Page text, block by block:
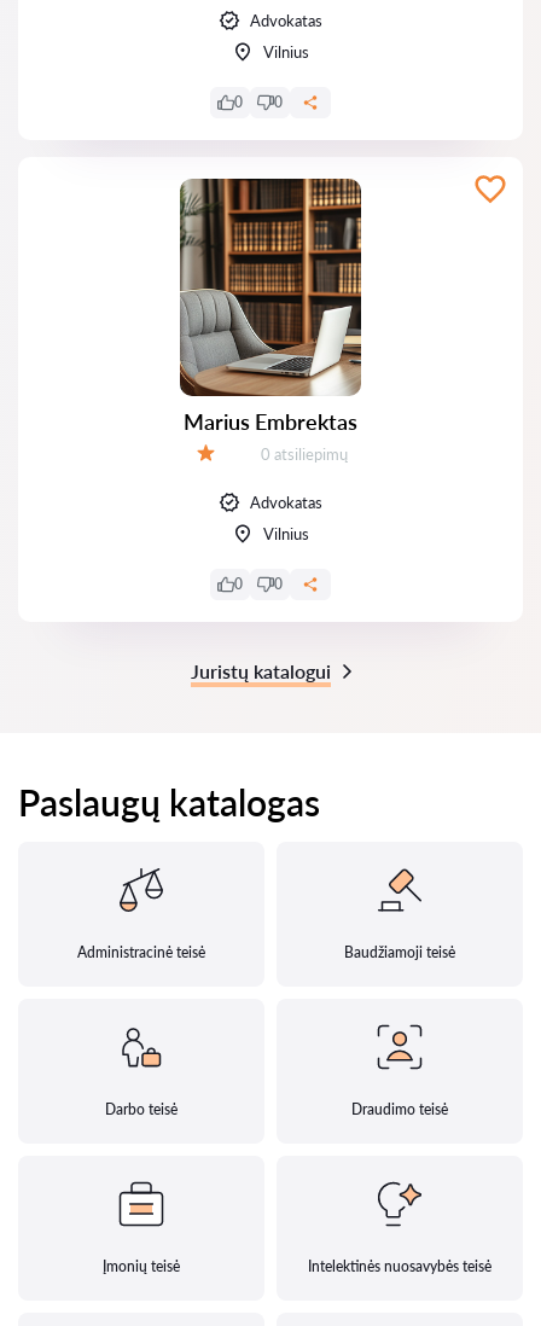
Advokatas
Vilnius
0 0
Marius Embrektas
Atsiliepimų:
0 atsiliepimų
Advokatas
Vilnius
0 0
Juristų katalogui
Paslaugų katalogas
Administracinė teisė Baudžiamoji teisė
Darbo teisė Draudimo teisė
Įmonių teisė Intelektinės nuosavybės teisė